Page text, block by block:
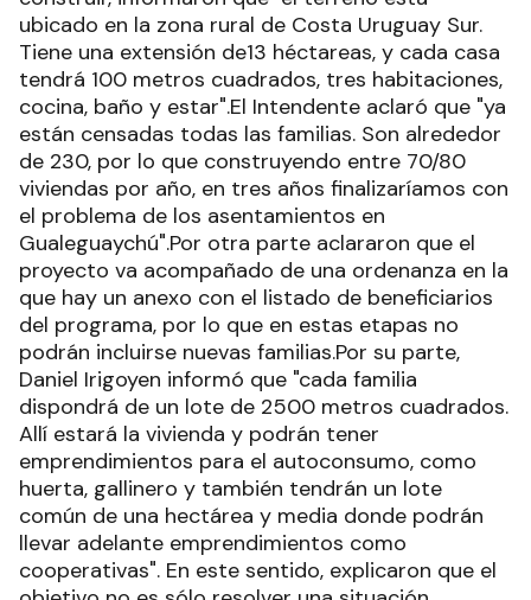
ubicado en la zona rural de Costa Uruguay Sur.
Tiene una extensión de13 héctareas, y cada casa
tendrá 100 metros cuadrados, tres habitaciones,
cocina, baño y estar".El Intendente aclaró que "ya
están censadas todas las familias. Son alrededor
de 230, por lo que construyendo entre 70/80
viviendas por año, en tres años finalizaríamos con
el problema de los asentamientos en
Gualeguaychú".Por otra parte aclararon que el
proyecto va acompañado de una ordenanza en la
que hay un anexo con el listado de beneficiarios
del programa, por lo que en estas etapas no
podrán incluirse nuevas familias.Por su parte,
Daniel Irigoyen informó que "cada familia
dispondrá de un lote de 2500 metros cuadrados.
Allí estará la vivienda y podrán tener
emprendimientos para el autoconsumo, como
huerta, gallinero y también tendrán un lote
común de una hectárea y media donde podrán
llevar adelante emprendimientos como
cooperativas". En este sentido, explicaron que el